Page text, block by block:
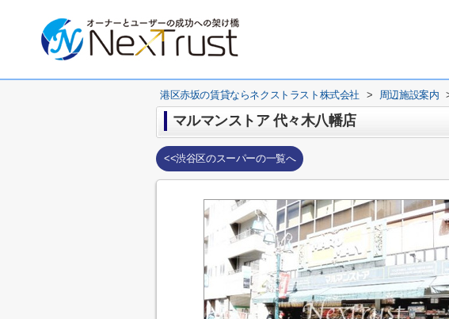
港区赤坂の賃貸ならネクストラスト株式会社 > 周辺施設案内
マルマンストア 代々木八幡店
<<渋谷区のスーパーの一覧へ